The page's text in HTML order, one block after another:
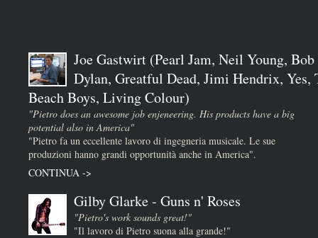
Joe Gastwirt (Pearl Jam, Neil Young, Bob
Dylan, Greatful Dead, Jimi Hendrix, Yes,
Beach Boys, Living Colour)
"Pietro does an awesome job enjeneering. His products have a big
potential also in America"
"Pietro fa un eccellente lavoro di ingegneria musicale. Le sue
produzioni hanno grandi opportunità anche in America".
CONTINUA ->
Gilby Glarke - Guns n' Roses
"Pietro's work sounds great!"
"Il lavoro di Pietro suona alla grande!"